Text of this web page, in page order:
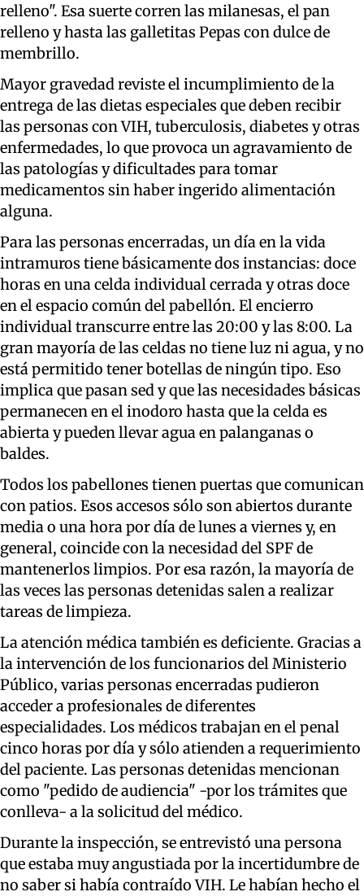
relleno". Esa suerte corren las milanesas, el pan
relleno y hasta las galletitas Pepas con dulce de
membrillo.
Mayor gravedad reviste el incumplimiento de la
entrega de las dietas especiales que deben recibir
las personas con VIH, tuberculosis, diabetes y otras
enfermedades, lo que provoca un agravamiento de
las patologías y dificultades para tomar
medicamentos sin haber ingerido alimentación
alguna.
Para las personas encerradas, un día en la vida
intramuros tiene básicamente dos instancias: doce
horas en una celda individual cerrada y otras doce
en el espacio común del pabellón. El encierro
individual transcurre entre las 20:00 y las 8:00. La
gran mayoría de las celdas no tiene luz ni agua, y no
está permitido tener botellas de ningún tipo. Eso
implica que pasan sed y que las necesidades básicas
permanecen en el inodoro hasta que la celda es
abierta y pueden llevar agua en palanganas o
baldes.
Todos los pabellones tienen puertas que comunican
con patios. Esos accesos sólo son abiertos durante
media o una hora por día de lunes a viernes y, en
general, coincide con la necesidad del SPF de
mantenerlos limpios. Por esa razón, la mayoría de
las veces las personas detenidas salen a realizar
tareas de limpieza.
La atención médica también es deficiente. Gracias a
la intervención de los funcionarios del Ministerio
Público, varias personas encerradas pudieron
acceder a profesionales de diferentes
especialidades. Los médicos trabajan en el penal
cinco horas por día y sólo atienden a requerimiento
del paciente. Las personas detenidas mencionan
como "pedido de audiencia" -por los trámites que
conlleva- a la solicitud del médico.
Durante la inspección, se entrevistó una persona
que estaba muy angustiada por la incertidumbre de
no saber si había contraído VIH. Le habían hecho el